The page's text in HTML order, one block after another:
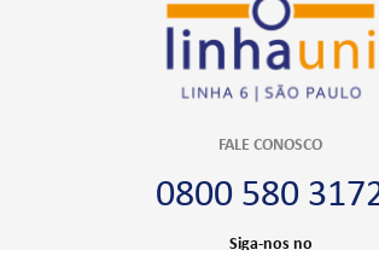
FALE CONOSCO
0800 580
Siga-nos no